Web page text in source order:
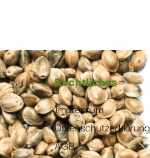
Rechtliches
Impressum
Datenschutzerklärung
AGB